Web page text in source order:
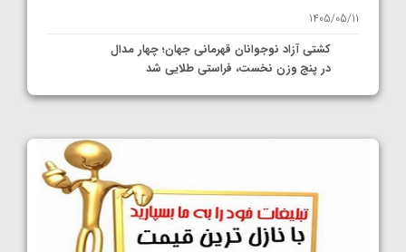
1405/05/11
کشتی آزاد نوجوانان قهرمانی جهان؛ چهار مدال
در پنج وزن نخست، فراستی طلایی شد
1405/05/11
کشتی آزاد نوجوانان جهان؛ رقبای نمایندگان
ایران مشخص شدند